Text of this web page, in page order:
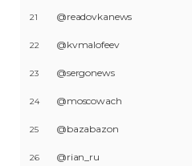
21 @readovkanews
22 @kvmalofeev
23 @sergonews
24 @moscowach
25 @bazabazon
26 @rian_ru